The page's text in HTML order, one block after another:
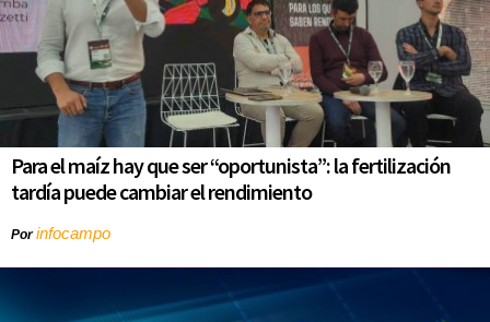
Para el maíz hay que ser “oportunista”: la fertilización
tardía puede cambiar el rendimiento
Porinfocampo